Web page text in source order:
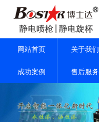
网站首页 关于我们
成功案例 售后服务